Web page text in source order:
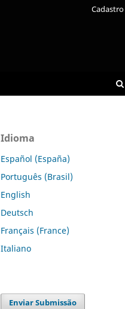
Cadastro
Idioma
Español (España)
Português (Brasil)
English
Deutsch
Français (France)
Italiano
Enviar Submissão